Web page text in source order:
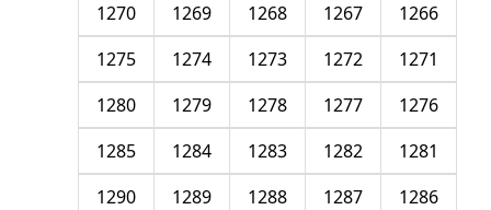
1266
1267
1268
1269
1270
1271
1272
1273
1274
1275
1276
1277
1278
1279
1280
1281
1282
1283
1284
1285
1286
1287
1288
1289
1290